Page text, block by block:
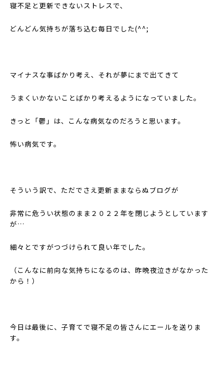
寝不足と更新できないストレスで、
どんどん気持ちが落ち込む毎日でした(^^;
マイナスな事ばかり考え、それが夢にまで出てきて
うまくいかないことばかり考えるようになっていました。
きっと「鬱」は、こんな病気なのだろうと思います。
怖い病気です。
そういう訳で、ただでさえ更新ままならぬブログが
非常に危うい状態のまま２０２２年を閉じようとしています
が…
細々とですがつづけられて良い年でした。
（こんなに前向な気持ちになるのは、昨晩夜泣きがなかった
から！）
今日は最後に、子育てで寝不足の皆さんにエールを送りま
す。